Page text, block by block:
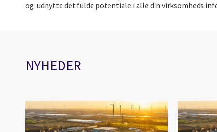
og udnytte det fulde potentiale i alle din virksomheds
NYHEDER